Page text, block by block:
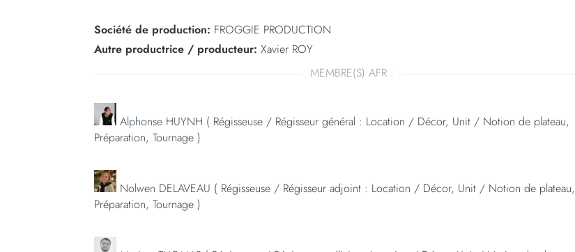
Société de production: FROGGIE PRODUCTION
Autre productrice / producteur: Xavier ROY
MEMBRE(S) AFR :
Alphonse HUYNH ( Régisseuse / Régisseur général : Location / Décor, Unit / Notion de plateau,
Préparation, Tournage )
Nolwen DELAVEAU ( Régisseuse / Régisseur adjoint : Location / Décor, Unit / Notion de plateau,
Préparation, Tournage )